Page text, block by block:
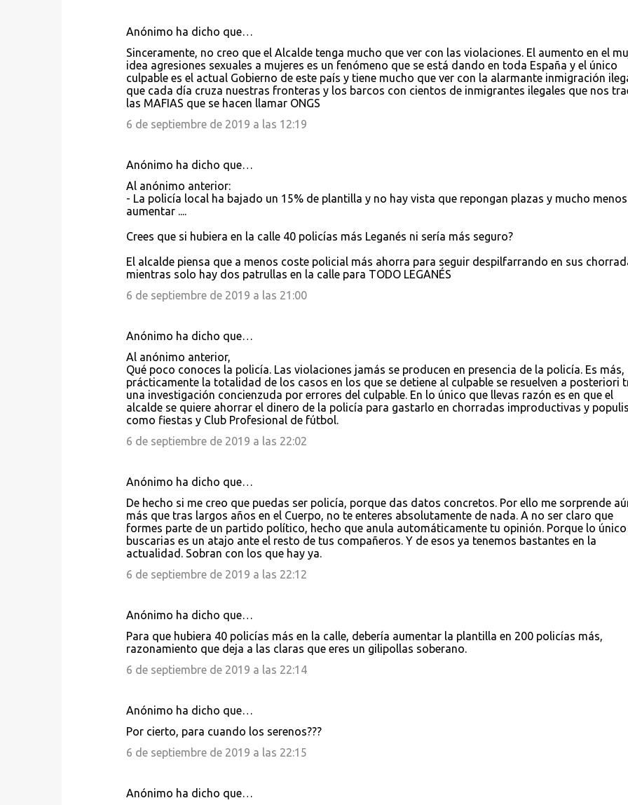
Anónimo ha dicho que…
Sinceramente, no creo que el Alcalde tenga mucho que ver con las violaciones. El aumento en el
idea agresiones sexuales a mujeres es un fenómeno que se está dando en toda España y el único
culpable es el actual Gobierno de este país y tiene mucho que ver con la alarmante inmigración
que cada día cruza nuestras fronteras y los barcos con cientos de inmigrantes ilegales que nos
las MAFIAS que se hacen llamar ONGS
6 de septiembre de 2019 a las 12:19
Anónimo ha dicho que…
Al anónimo anterior:
- La policía local ha bajado un 15% de plantilla y no hay vista que repongan plazas y mucho menos
aumentar ....
Crees que si hubiera en la calle 40 policías más Leganés ni sería más seguro?
El alcalde piensa que a menos coste policial más ahorra para seguir despilfarrando en sus
mientras solo hay dos patrullas en la calle para TODO LEGANÉS
6 de septiembre de 2019 a las 21:00
Anónimo ha dicho que…
Al anónimo anterior,
Qué poco conoces la policía. Las violaciones jamás se producen en presencia de la policía. Es más,
prácticamente la totalidad de los casos en los que se detiene al culpable se resuelven a posteriori
una investigación concienzuda por errores del culpable. En lo único que llevas razón es en que el
alcalde se quiere ahorrar el dinero de la policía para gastarlo en chorradas improductivas y
como fiestas y Club Profesional de fútbol.
6 de septiembre de 2019 a las 22:02
Anónimo ha dicho que…
De hecho si me creo que puedas ser policía, porque das datos concretos. Por ello me sorprende
más que tras largos años en el Cuerpo, no te enteres absolutamente de nada. A no ser claro que
formes parte de un partido político, hecho que anula automáticamente tu opinión. Porque lo único
buscarias es un atajo ante el resto de tus compañeros. Y de esos ya tenemos bastantes en la
actualidad. Sobran con los que hay ya.
6 de septiembre de 2019 a las 22:12
Anónimo ha dicho que…
Para que hubiera 40 policías más en la calle, debería aumentar la plantilla en 200 policías más,
razonamiento que deja a las claras que eres un gilipollas soberano.
6 de septiembre de 2019 a las 22:14
Anónimo ha dicho que…
Por cierto, para cuando los serenos???
6 de septiembre de 2019 a las 22:15
Anónimo ha dicho que…